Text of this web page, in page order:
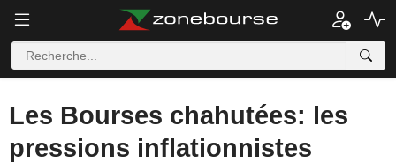
Les Bourses chahutées: les
pressions inflationnistes